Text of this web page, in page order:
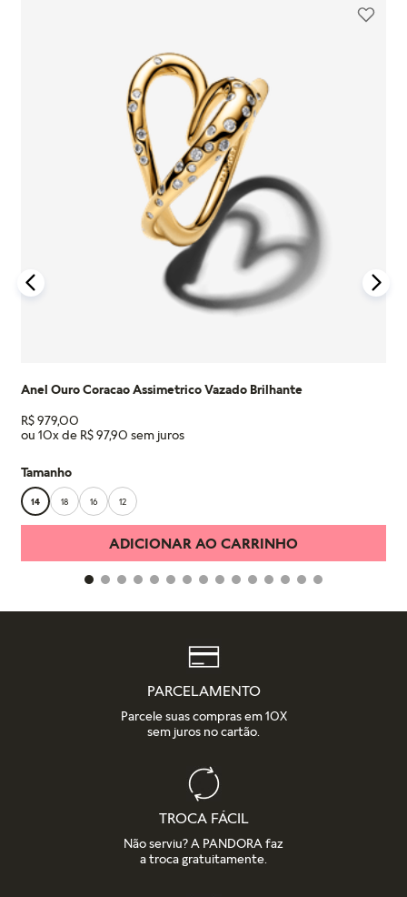
Anel Ouro Coracao Assimetrico Vazado Brilhante
R$979,00
ou 10x de R$97,90
Tamanho
14 18 16 12
ADICIONAR AO CARRINHO
PARCELAMENTO
Parcele suas compras em 10X
sem juros no cartão.
TROCA FÁCIL
Não serviu? A PANDORA faz
a troca gratuitamente.